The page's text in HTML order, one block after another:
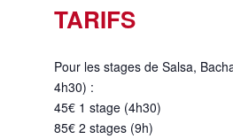
TARIFS
Pour les stages de Salsa,
4h30) :
45€ 1 stage (4h30)
85€ 2 stages (9h)